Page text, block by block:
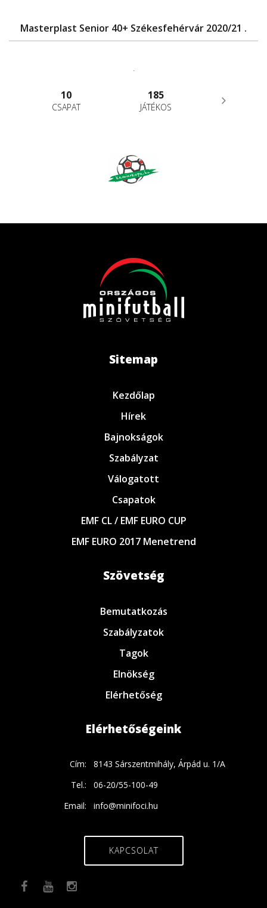
Masterplast Senior 40+ Székesfehérvár 2020/21 .
.
10
CSAPAT
185
JÁTÉKOS
Sitemap
Kezdőlap
Hírek
Bajnokságok
Szabályzat
Válogatott
Csapatok
EMF CL / EMF EURO CUP
EMF EURO 2017 Menetrend
Szövetség
Bemutatkozás
Szabályzatok
Tagok
Elnökség
Elérhetőség
Elérhetőségeink
Cím:
8143 Sárszentmihály, Árpád u. 1/A
Tel.:
06-20/55-100-49
Email:
info@minifoci.hu
KAPCSOLAT